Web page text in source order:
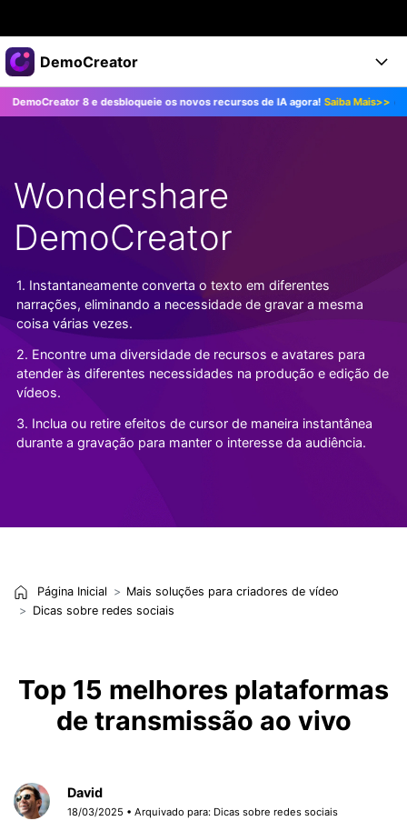
Produtos em destaque
Criatividade digital com IA generativa
Utilitários
Negócios
Sala de imprensa
Loja
Suporte
DemoCreator
Produtos
Recursos
Todos os recursos >
Recursos de IA
Dicas de IA
Todos os recursos de IA >
Soluções
DemoCreator para
Blog
Mais Soluções >
Central de Ajuda
Começe a Usar
Suporte
TESTE GRÁTIS COMPRE AGORA
Entrar
8 e desbloqueie os novos recursos de IA agora!Saiba Mais>> Atualize
Wondershare
DemoCreator
1. Instantaneamente converta o texto em diferentes
narrações, eliminando a necessidade de gravar a mesma
coisa várias vezes.
2. Encontre uma diversidade de recursos e avatares para
atender às diferentes necessidades na produção e edição de
vídeos.
3. Inclua ou retire efeitos de cursor de maneira instantânea
durante a gravação para manter o interesse da audiência.
Página Inicial
Mais soluções para criadores de vídeo
Dicas sobre redes sociais
Top 15 melhores plataformas
de transmissão ao vivo
David
18/03/2025 • Arquivado para: Dicas sobre redes sociais